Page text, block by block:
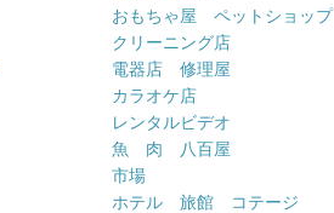
おもちゃ屋 ペットショップ
クリーニング店
電器店 修理屋
カラオケ店
レンタルビデオ
魚 肉 八百屋
市場
ホテル 旅館 コテージ